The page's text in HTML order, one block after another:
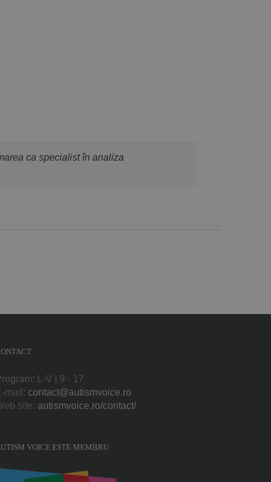
ca specialist în analiza
L-V | 9 - 17
mail: contact@autismvoice.ro
site: autismvoice.ro/contact/
VOICE ESTE MEMBRU